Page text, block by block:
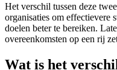
Het verschil tussen deze
organisaties om effectievere
doelen beter te bereiken.
overeenkomsten op een rij
Wat is het